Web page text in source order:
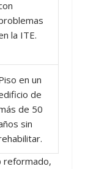
la ITE.
en un
de
de 50
sin
reformado,